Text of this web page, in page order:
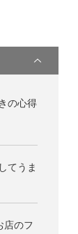
の心得
てうま
のフ